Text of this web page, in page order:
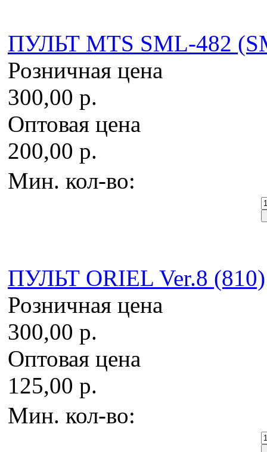
ПУЛЬТ MTS SML-482
Розничная цена
300,00 р.
Оптовая цена
200,00 р.
Мин. кол-во:
ПУЛЬТ ORIEL Ver.8 (810)
Розничная цена
300,00 р.
Оптовая цена
125,00 р.
Мин. кол-во: